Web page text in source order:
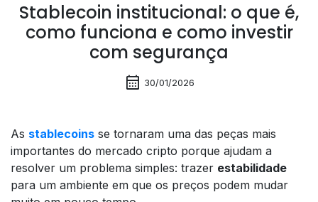
Stablecoin institucional: o que é,
como funciona e como investir
com segurança
calendar_month 30/01/2026
As stablecoins se tornaram uma das peças mais
importantes do mercado cripto porque ajudam a
resolver um problema simples: trazer estabilidade
para um ambiente em que os preços podem mudar